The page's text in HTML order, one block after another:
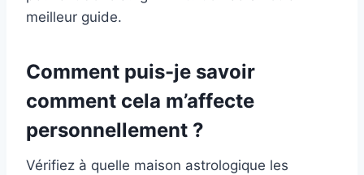
meilleur guide.
Comment puis-je savoir
comment cela m’affecte
personnellement ?
Vérifiez à quelle maison astrologique les